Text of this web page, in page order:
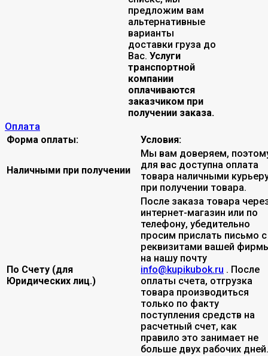
предложим вам
альтернативные
варианты
доставки груза до
Вас. Услуги
транспортной
компании
оплачиваются
заказчиком при
получении заказа.
Оплата
Форма оплаты: Условия:
Наличными при получении
Мы вам доверяем,
для вас доступна оплата
товара наличными
при получении товара.
По Счету (для
Юридических лиц.)
После заказа товара
интернет-магазин или по
телефону, убедительно
просим прислать письмо с
реквизитами вашей
на нашу почту
info@kupikubok.ru . После
оплаты счета, отгрузка
товара производиться
только по факту
поступления средств на
расчетный счет, как
правило это занимает не
больше двух рабочих дней.